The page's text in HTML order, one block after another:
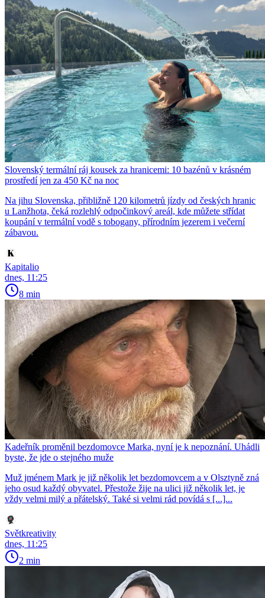
Slovenský termální ráj kousek za hranicemi: 10 bazénů v krásném
prostředí jen za 450 Kč na noc
Na jihu Slovenska, přibližně 120 kilometrů jízdy od českých hranic
u Lanžhota, čeká rozlehlý odpočinkový areál, kde můžete střídat
koupání v termální vodě s tobogany, přírodním jezerem i večerní
zábavou.
Kapitalio
dnes, 11:25
8 min
Kadeřník proměnil bezdomovce Marka, nyní je k nepoznání. Uhádli
byste, že jde o stejného muže
Muž jménem Mark je již několik let bezdomovcem a v Olsztyně zná
jeho osud každý obyvatel. Přestože žije na ulici již několik let, je
vždy velmi milý a přátelský. Také si velmi rád povídá s [...]...
Světkreativity
dnes, 11:25
2 min